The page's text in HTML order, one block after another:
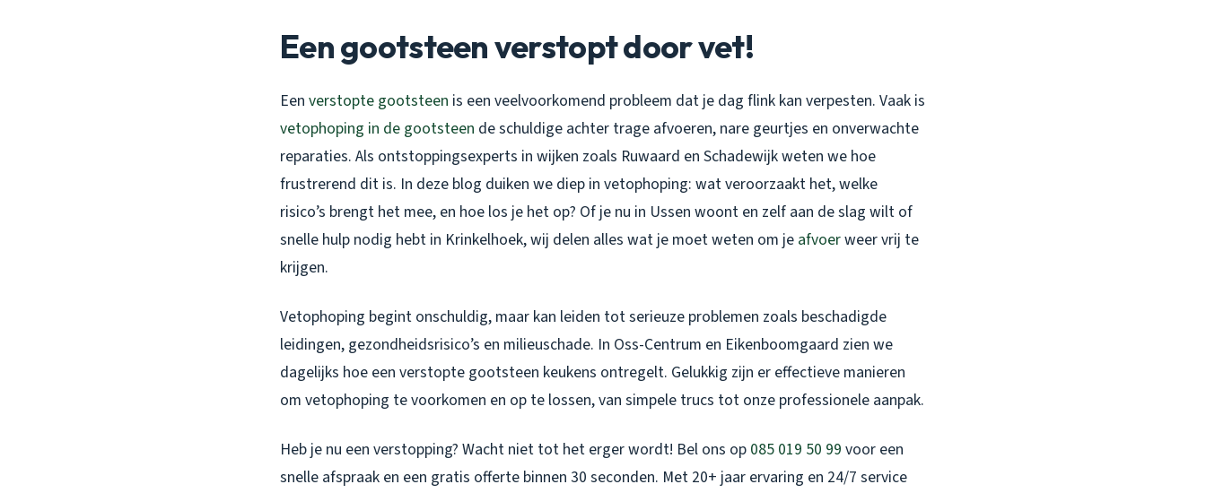
Een gootsteen verstopt door vet!
Een verstopte gootsteen is een veelvoorkomend probleem dat je dag flink kan verpesten. Vaak is
vetophoping in de gootsteen de schuldige achter trage afvoeren, nare geurtjes en onverwachte
reparaties. Als ontstoppingsexperts in wijken zoals Ruwaard en Schadewijk weten we hoe
frustrerend dit is. In deze blog duiken we diep in vetophoping: wat veroorzaakt het, welke
risico’s brengt het mee, en hoe los je het op? Of je nu in Ussen woont en zelf aan de slag wilt of
snelle hulp nodig hebt in Krinkelhoek, wij delen alles wat je moet weten om je afvoerweer vrij te
krijgen.
Vetophoping begint onschuldig, maar kan leiden tot serieuze problemen zoals beschadigde
leidingen, gezondheidsrisico’s en milieuschade. In Oss-Centrum en Eikenboomgaard zien we
dagelijks hoe een verstopte gootsteen keukens ontregelt. Gelukkig zijn er effectieve manieren
om vetophoping te voorkomen en op te lossen, van simpele trucs tot onze professionele aanpak.
Heb je nu een verstopping? Wacht niet tot het erger wordt! Bel ons op 085 019 50 99 voor een
snelle afspraak en een gratis offerte binnen 30 seconden. Met 20+ jaar ervaring en 24/7 service